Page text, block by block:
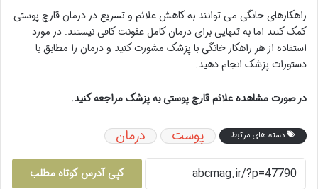
راهکارهای خانگی می توانند به کاهش علائم و تسریع در درمان قارچ پوستی
کمک کنند اما به تنهایی برای درمان کامل عفونت کافی نیستند. در مورد
استفاده از هر راهکار خانگی با پزشک مشورت کنید و درمان را مطابق با
دستورات پزشک انجام دهید.
در صورت مشاهده علائم قارچ پوستی به پزشک مراجعه کنید.
دسته های مرتبط پوست درمان
کپی آدرس کوتاه مطلب